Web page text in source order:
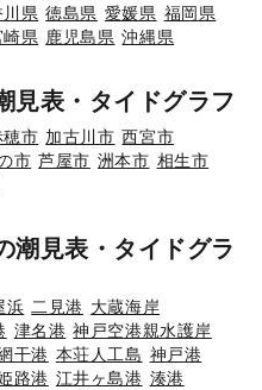
川県 徳島県 愛媛県 福岡県
崎県 鹿児島県 沖縄県
見表・タイドグラフ
穂市 加古川市 西宮市
市 芦屋市 洲本市 相生市
潮見表・タイドグラ
浜 二見港 大蔵海岸
津名港 神戸空港親水護岸
干港 本荘人工島 神戸港
路港 江井ヶ島港 湊港